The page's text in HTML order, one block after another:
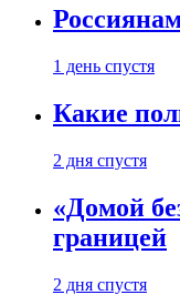
1 день спустя
Какие
2 дня спустя
«Домой
границей
2 дня спустя